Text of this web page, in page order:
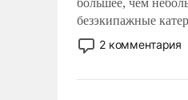
безэкипажные
применение
стало
сложна и
2 комментария